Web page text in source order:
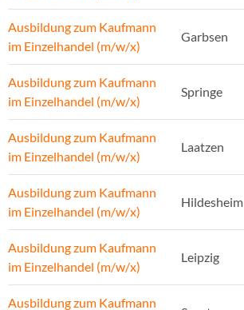
Ausbildung zum Kaufmann
im Einzelhandel (m/w/x)
Garbsen
Ausbildung zum Kaufmann
im Einzelhandel (m/w/x)
Springe
Ausbildung zum Kaufmann
im Einzelhandel (m/w/x)
Laatzen
Ausbildung zum Kaufmann
im Einzelhandel (m/w/x)
Hildesheim
Ausbildung zum Kaufmann
im Einzelhandel (m/w/x)
Leipzig
Ausbildung zum Kaufmann